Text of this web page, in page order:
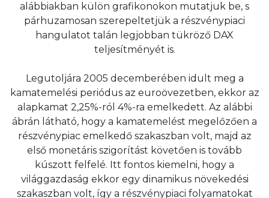
alábbiakban külön grafikonokon mutatjuk be, s
párhuzamosan szerepeltetjük a részvénypiaci
hangulatot talán legjobban tükröző DAX
teljesítményét is.
Legutoljára 2005 decemberében idult meg a
kamatemelési periódus az euroövezetben, ekkor az
alapkamat 2,25%-ról 4%-ra emelkedett. Az alábbi
ábrán látható, hogy a kamatemelést megelőzően a
részvénypiac emelkedő szakaszban volt, majd az
első monetáris szigorítást követően is tovább
kúszott felfelé. Itt fontos kiemelni, hogy a
világgazdaság ekkor egy dinamikus növekedési
szakaszban volt, így a részvénypiaci folyamatokat